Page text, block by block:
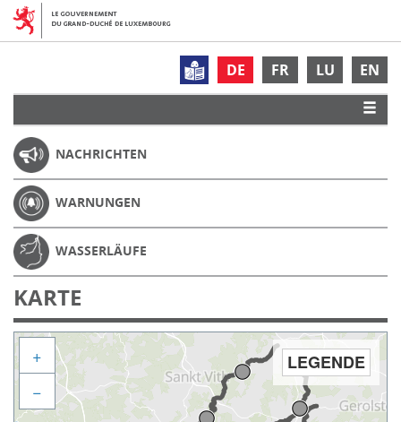
DE FR LU EN
NACHRICHTEN
WARNUNGEN
WASSERLÄUFE
KARTE
LEGENDE
+
−